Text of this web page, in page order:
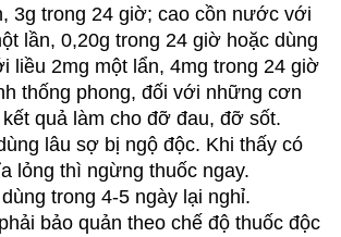
3g trong 24 giờ; cao cồn nước với
lần, 0,20g trong 24 giờ hoặc dùng
liều 2mg một lẩn, 4mg trong 24 giờ
thống phong, đối với những cơn
quả làm cho đỡ đau, đỡ sốt.
lâu sợ bị ngộ độc. Khi thấy có
lỏng thì ngừng thuốc ngay.
trong 4-5 ngày lại nghỉ.
bảo quản theo chế độ thuốc độc